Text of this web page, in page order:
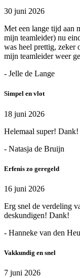
30 juni 2026
Met een lange tijd aan
mijn teamleider) nu
was heel prettig, zeker
mijn teamleider weer
- Jelle de Lange
Simpel en vlot
18 juni 2026
Helemaal super! Dank!
- Natasja de Bruijn
Erfenis zo geregeld
16 juni 2026
Erg snel de verdeling
deskundigen! Dank!
- Hanneke van den
Vakkundig en snel
7 juni 2026